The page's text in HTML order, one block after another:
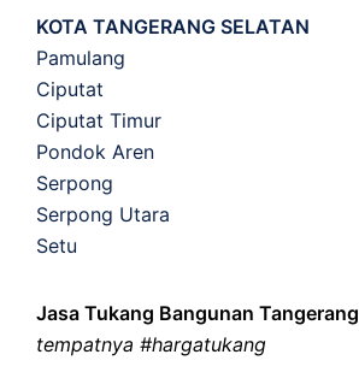
KOTA TANGERANG SELATAN
Pamulang
Ciputat
Ciputat Timur
Pondok Aren
Serpong
Serpong Utara
Setu
Jasa Tukang Bangunan Tangerang
tempatnya #hargatukang